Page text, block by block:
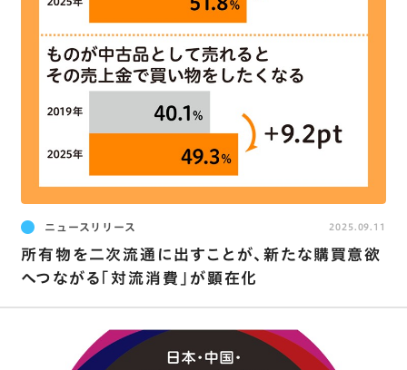
ニュースリリース
所有物を二次流通に出すことが､新たな購買意欲
へつながる｢対流消費｣が顕在化
2025.09.11